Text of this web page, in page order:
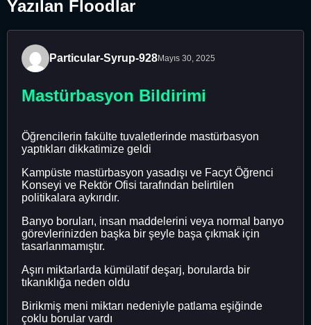
Yazılan Floodlar
Particular-Syrup-928Mayıs 30, 2025
Mastürbasyon Bildirimi
Öğrencilerin fakülte tuvaletlerinde mastürbasyon
yaptıkları dikkatimize geldi
Kampüste mastürbasyon yasadışı ve Facyt Öğrenci
Konseyi ve Rektör Ofisi tarafından belirtilen
politikalara aykırıdır.
Banyo boruları, insan maddelerini veya normal banyo
görevlerinizden başka bir şeyle başa çıkmak için
tasarlanmamıştır.
Aşırı miktarlarda kümülatif deşarj, borularda bir
tıkanıklığa neden oldu
Birikmiş meni miktarı nedeniyle patlama eşiğinde
çoklu borular vardı